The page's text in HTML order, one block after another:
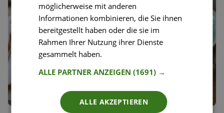
möglicherweise mit anderen
Informationen kombinieren, die Sie ihnen
bereitgestellt haben oder die sie im
Rahmen Ihrer Nutzung ihrer Dienste
gesammelt haben.
ALLE PARTNER ANZEIGEN(1691) →
ALLE AKZEPTIEREN